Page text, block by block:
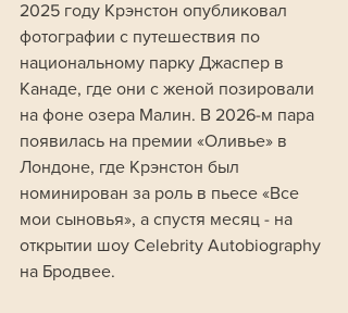
2025 году Крэнстон опубликовал
фотографии с путешествия по
национальному парку Джаспер в
Канаде, где они с женой позировали
на фоне озера Малин. В 2026-м пара
появилась на премии «Оливье» в
Лондоне, где Крэнстон был
номинирован за роль в пьесе «Все
мои сыновья», а спустя месяц - на
открытии шоу Celebrity Autobiography
на Бродвее.